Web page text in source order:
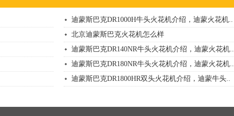
迪蒙斯巴克DR1000H牛头火花机介绍，迪蒙火花机..
北京迪蒙斯巴克火花机怎么样
迪蒙斯巴克DR140NR牛头火花机介绍，迪蒙火花机..
迪蒙斯巴克DR180NR牛头火花机介绍，迪蒙火花机..
迪蒙斯巴克DR1800HR双头火花机介绍，迪蒙牛头..